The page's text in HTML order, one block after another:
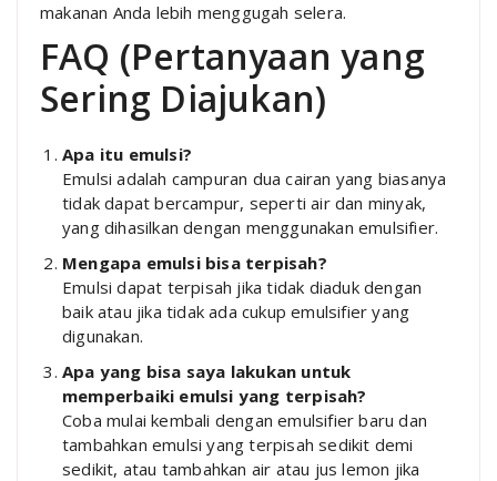
makanan Anda lebih menggugah selera.
FAQ (Pertanyaan yang
Sering Diajukan)
Apa itu emulsi?
Emulsi adalah campuran dua cairan yang biasanya
tidak dapat bercampur, seperti air dan minyak,
yang dihasilkan dengan menggunakan emulsifier.
Mengapa emulsi bisa terpisah?
Emulsi dapat terpisah jika tidak diaduk dengan
baik atau jika tidak ada cukup emulsifier yang
digunakan.
Apa yang bisa saya lakukan untuk
memperbaiki emulsi yang terpisah?
Coba mulai kembali dengan emulsifier baru dan
tambahkan emulsi yang terpisah sedikit demi
sedikit, atau tambahkan air atau jus lemon jika